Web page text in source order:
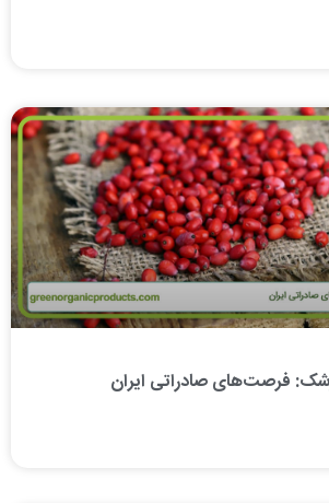
فرصت‌های صادراتی ایران